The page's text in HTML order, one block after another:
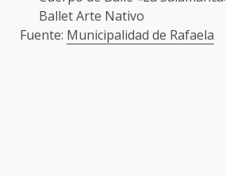
Ballet Arte Nativo
Fuente: Municipalidad de Rafaela